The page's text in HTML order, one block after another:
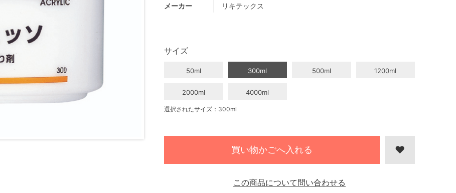
メーカー リキテックス
サイズ
50ml 300ml 500ml 1200ml
2000ml 4000ml
選択されたサイズ：300ml
買い物かごへ入れる
この商品について問い合わせる